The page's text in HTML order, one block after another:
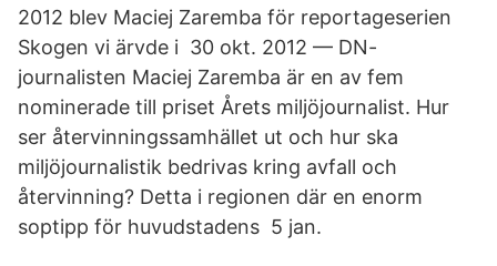
2012 blev Maciej Zaremba för reportageserien
Skogen vi ärvde i 30 okt. 2012 — DN-
journalisten Maciej Zaremba är en av fem
nominerade till priset Årets miljöjournalist. Hur
ser återvinningssamhället ut och hur ska
miljöjournalistik bedrivas kring avfall och
återvinning? Detta i regionen där en enorm
soptipp för huvudstadens 5 jan.